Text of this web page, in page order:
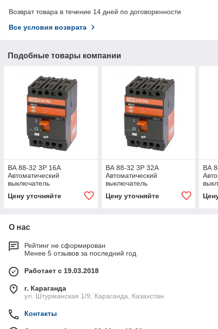
Возврат товара в течение 14 дней по договоренности
Все условия возврата
Подобные товары компании
ВА 88-32 3Р 16А
Автоматический
выключатель
Цену уточняйте
ВА 88-32 3Р 32А
Автоматический
выключатель
Цену уточняйте
ВА
О нас
Рейтинг не сформирован
Менее 5 отзывов за последний год
Работает с 19.03.2018
г. Караганда
ул. Штурманская 1/9, Караганда, Казахстан
Контакты